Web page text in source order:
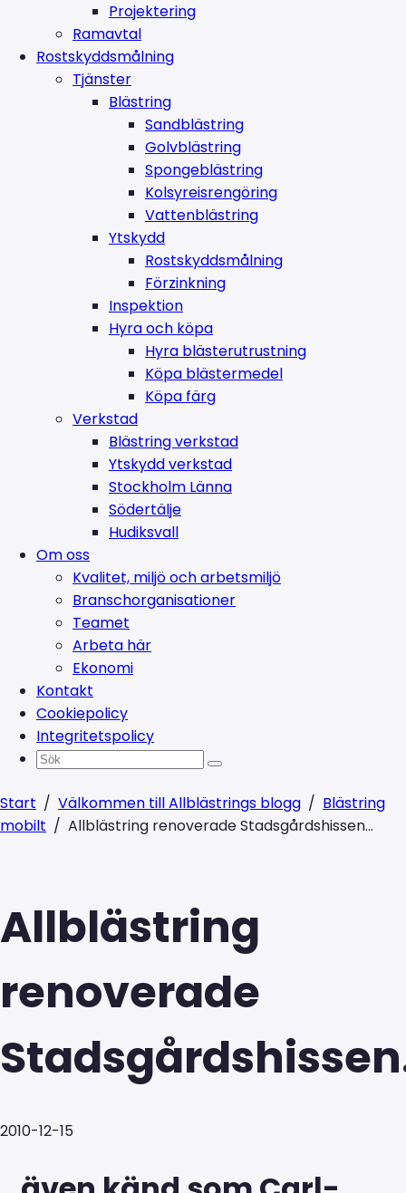
Projektering
Ramavtal
Rostskyddsmålning
Tjänster
Blästring
Sandblästring
Golvblästring
Spongeblästring
Kolsyreisrengöring
Vattenblästring
Ytskydd
Rostskyddsmålning
Förzinkning
Inspektion
Hyra och köpa
Hyra blästerutrustning
Köpa blästermedel
Köpa färg
Verkstad
Blästring verkstad
Ytskydd verkstad
Stockholm Länna
Södertälje
Hudiksvall
Om oss
Kvalitet, miljö och arbetsmiljö
Branschorganisationer
Teamet
Arbeta här
Ekonomi
Kontakt
Cookiepolicy
Integritetspolicy
Start / Välkommen till Allblästrings blogg / Blästring
mobilt / Allblästring renoverade Stadsgårdshissen…
Allblästring
renoverade
2010-12-15